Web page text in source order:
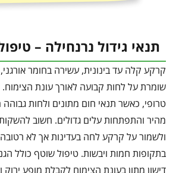
תנאי גידול נרנחילה –
קרקע קלה עד בינונית, עשירה בחומר
שומרת על לחות קבועה לאורך עונת
טרופי, כאשר תנאי חום מתונים ולחות גבוהה
מהיר והתפתחות עלים גדולים. חשוב
ולשמור על קרקע לחה בעדינות אך לא
בתקופות חמות ויבשות. טיפול שוטף כולל
דישון מתון בעונת הצימוח לקבלת מופע